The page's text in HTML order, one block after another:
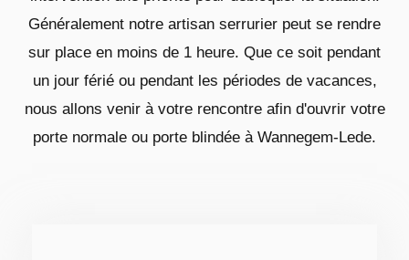
Généralement notre artisan serrurier peut se rendre
sur place en moins de 1 heure. Que ce soit pendant
un jour férié ou pendant les périodes de vacances,
nous allons venir à votre rencontre afin d'ouvrir votre
porte normale ou porte blindée à Wannegem-Lede.